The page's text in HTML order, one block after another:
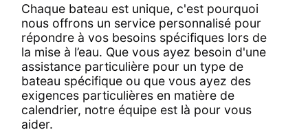
Chaque bateau est unique, c'est pourquoi
nous offrons un service personnalisé pour
répondre à vos besoins spécifiques lors de
la mise à l’eau. Que vous ayez besoin d'une
assistance particulière pour un type de
bateau spécifique ou que vous ayez des
exigences particulières en matière de
calendrier, notre équipe est là pour vous
aider.